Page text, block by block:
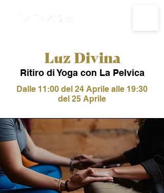
Luz Divina
Ritiro di Yoga con La Pelvica
Dalle 11:00 del 24 Aprile alle 19:30
del 25 Aprile